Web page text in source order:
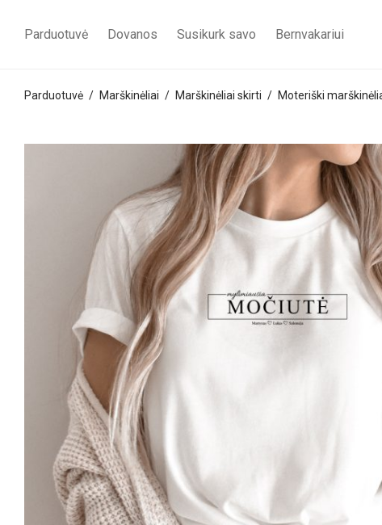
Parduotuvė Dovanos Susikurk savo Bernvakariui
Parduotuvė / Marškinėliai / Marškinėliai skirti / Moteriški